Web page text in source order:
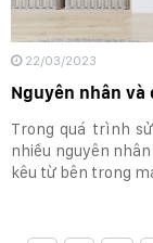
22/03/2023
Nguyên nhân
Trong quá trình
nhiều nguyên
kêu từ bên trong